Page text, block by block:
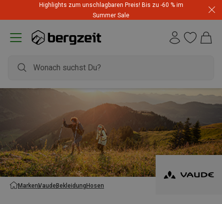
Highlights zum unschlagbaren Preis! Bis zu -60 % im
Summer Sale
MarkenVaudeBekleidungHosen